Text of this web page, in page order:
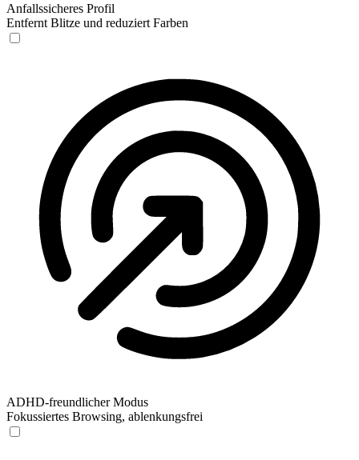
Anfallssicheres Profil
Entfernt Blitze und reduziert Farben
ADHD-freundlicher Modus
Fokussiertes Browsing, ablenkungsfrei